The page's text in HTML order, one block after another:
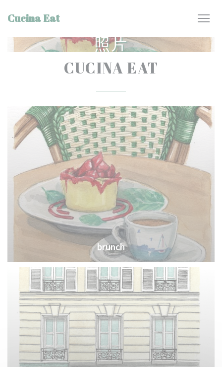
Cucina Eat
照片
CUCINA EAT
brunch